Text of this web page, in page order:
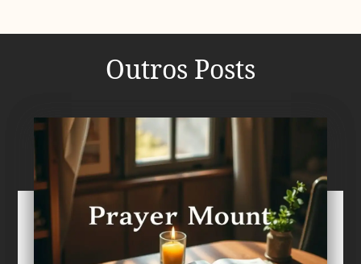
Outros Posts